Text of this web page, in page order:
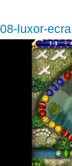
08-luxor-